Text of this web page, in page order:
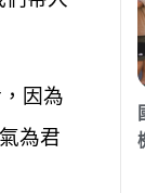
因為
為君